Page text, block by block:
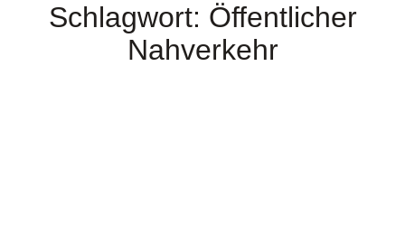
Schlagwort: Öffentlicher
Nahverkehr